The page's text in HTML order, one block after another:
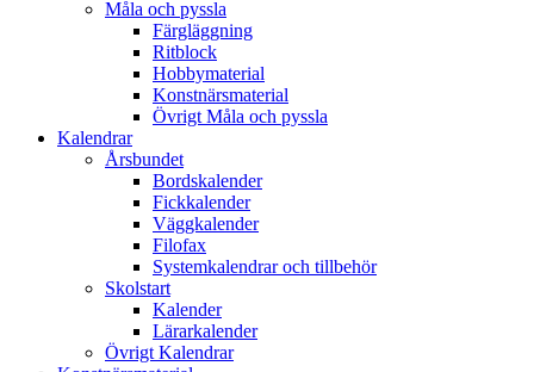
Måla och pyssla
Färgläggning
Ritblock
Hobbymaterial
Konstnärsmaterial
Övrigt Måla och pyssla
Kalendrar
Årsbundet
Bordskalender
Fickkalender
Väggkalender
Filofax
Systemkalendrar och tillbehör
Skolstart
Kalender
Lärarkalender
Övrigt Kalendrar